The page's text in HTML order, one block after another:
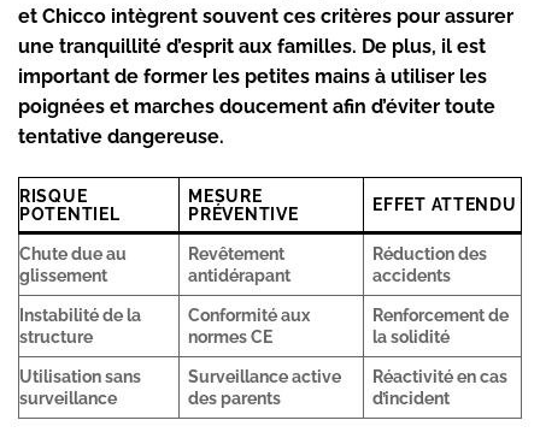
et Chicco intègrent souvent ces critères pour assurer
une tranquillité d’esprit aux familles. De plus, il est
important de former les petites mains à utiliser les
poignées et marches doucement afin d’éviter toute
tentative dangereuse.
RISQUE
POTENTIEL
MESURE
PRÉVENTIVE
EFFET ATTENDU
Chute due au
glissement
Revêtement
antidérapant
Réduction des
accidents
Instabilité de la
structure
Conformité aux
normes CE
Renforcement de
la solidité
Utilisation sans
surveillance
Surveillance active
des parents
Réactivité en cas
d’incident